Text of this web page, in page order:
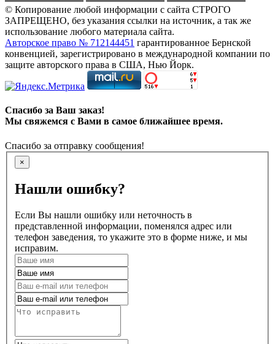
© Копирование любой информации с сайта СТРОГО
ЗАПРЕЩЕНО, без указания ссылки на источник, а так же
использование любого материала сайта.
Авторское право № 712144451 гарантированное Бернской
конвенцией, зарегистрировано в международной компании по
защите авторского права в США, Нью Йорк.
Спасибо за Ваш заказ!
Мы свяжемся с Вами в самое ближайшее время.
Спасибо за отправку сообщения!
×
Нашли ошибку?
Если Вы нашли ошибку или неточность в
представленной информации, поменялся адрес или
телефон заведения, то укажите это в форме ниже, и мы
исправим.